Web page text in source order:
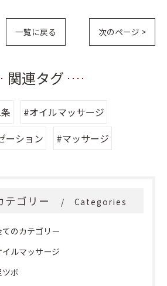
一覧に戻る 次のページ >
関連タグ
#オイルマッサージ
ーション
#マッサージ
テゴリー Categories
てのカテゴリー
イルマッサージ
ツボ